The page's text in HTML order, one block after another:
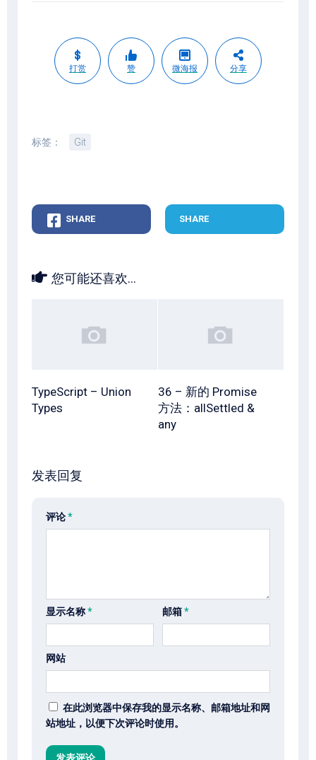
打赏 赞 微海报 分享
标签： Git
SHARE SHARE
您可能还喜欢...
TypeScript – Union
Types
36 – 新的 Promise
方法：allSettled &
any
发表回复
评论*
显示名称* 邮箱*
网站
在此浏览器中保存我的显示名称、邮箱地址和网
站地址，以便下次评论时使用。